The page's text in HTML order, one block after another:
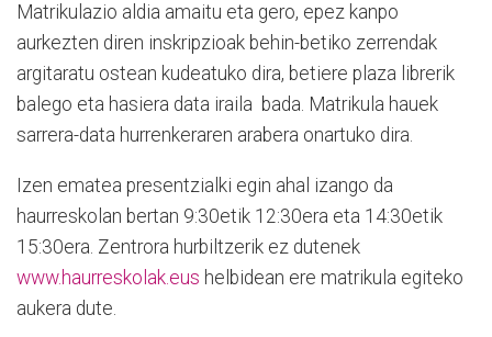
Matrikulazio aldia amaitu eta gero, epez kanpo
aurkezten diren inskripzioak behin-betiko zerrendak
argitaratu ostean kudeatuko dira, betiere plaza librerik
balego eta hasiera data iraila bada. Matrikula hauek
sarrera-data hurrenkeraren arabera onartuko dira.
Izen ematea presentzialki egin ahal izango da
haurreskolan bertan 9:30etik 12:30era eta 14:30etik
15:30era. Zentrora hurbiltzerik ez dutenek
www.haurreskolak.eus helbidean ere matrikula egiteko
aukera dute.